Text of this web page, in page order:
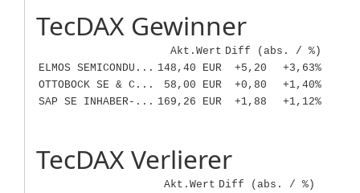
TecDAX Gewinner
Akt.Wert Diff (abs. / %)
ELMOS SEMICONDU... 148,40 EUR +5,20
+3,63%
OTTOBOCK SE & C...
58,00 EUR +0,80
+1,40%
SAP SE INHABER-... 169,26 EUR +1,88 +1,12%
TecDAX Verlierer
Akt.Wert Diff (abs. / %)